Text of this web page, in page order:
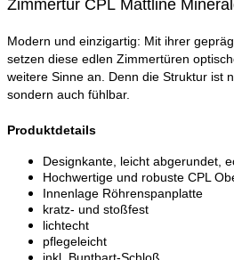
Zimmertür CPL Mattline
Modern und einzigartig: Mit ihrer
setzen diese edlen Zimmertüren
weitere Sinne an. Denn die Struktur ist
sondern auch fühlbar.
Produktdetails
Designkante, leicht abgerundet,
Hochwertige und robuste CPL
Innenlage Röhrenspanplatte
kratz- und stoßfest
lichtecht
pflegeleicht